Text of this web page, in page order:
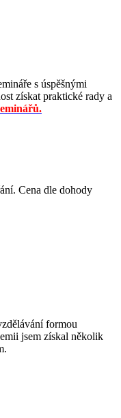
s úspěšnými
získat praktické rady a
Cena dle dohody
formou
jsem získal několik